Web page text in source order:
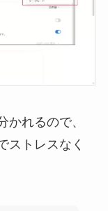
かれるので、
ストレスなく